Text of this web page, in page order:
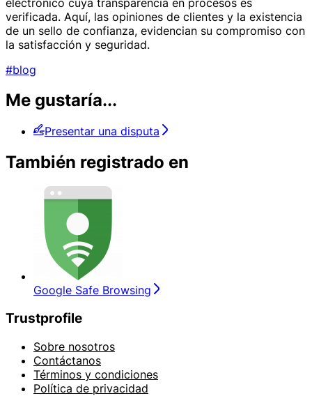
verificada. Aquí, las opiniones de clientes y la existencia
de un sello de confianza, evidencian su compromiso con
la satisfacción y seguridad.
#blog
Me gustaría...
Presentar una disputa
También registrado en
Google Safe Browsing
Trustprofile
Sobre nosotros
Contáctanos
Términos y condiciones
Política de privacidad